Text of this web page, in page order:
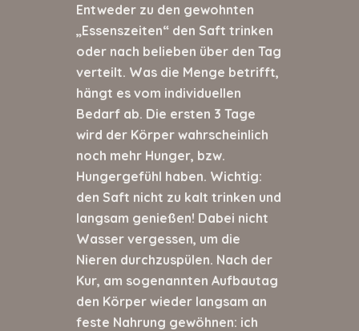
Entweder zu den gewohnten
„Essenszeiten“ den Saft trinken
oder nach belieben über den Tag
verteilt. Was die Menge betrifft,
hängt es vom individuellen
Bedarf ab. Die ersten 3 Tage
wird der Körper wahrscheinlich
noch mehr Hunger, bzw.
Hungergefühl haben. Wichtig:
den Saft nicht zu kalt trinken und
langsam genießen! Dabei nicht
Wasser vergessen, um die
Nieren durchzuspülen. Nach der
Kur, am sogenannten Aufbautag
den Körper wieder langsam an
feste Nahrung gewöhnen: ich